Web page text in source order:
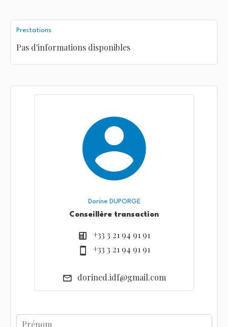
Prestations
Pas d'informations disponibles
Dorine DUPORGE
Conseillère transaction
+33 3 21 94 91 91
+33 3 21 94 91 91
dorined.idf@gmail.com